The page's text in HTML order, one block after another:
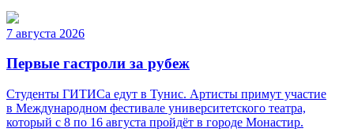
7 августа 2026
Первые гастроли за рубеж
Студенты ГИТИСа едут в Тунис. Артисты примут участие
в Международном фестивале университетского театра,
который с 8 по 16 августа пройдёт в городе Монастир.